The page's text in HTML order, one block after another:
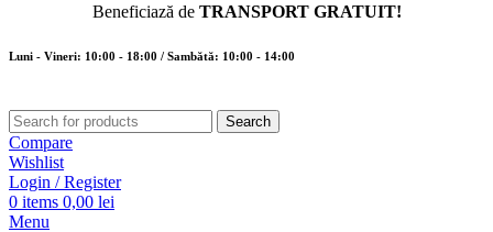
Beneficiază de TRANSPORT GRATUIT!
Luni - Vineri: 10:00 - 18:00 / Sambătă: 10:00 - 14:00
Search
Compare
Wishlist
Login / Register
0 items 0,00 lei
Menu